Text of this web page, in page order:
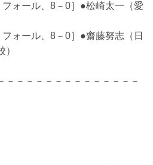
ォール、8－0］●松崎太一（愛
ォール、8－0］●齋藤努志（日
－－－－－－－－－－－－－－